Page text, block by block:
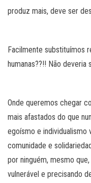
produz mais, deve ser
Facilmente substituímos
humanas??!! Não deveria
Onde queremos chegar
mais afastados do que
egoísmo e individualismo
comunidade e
por ninguém, mesmo
vulnerável e precisando